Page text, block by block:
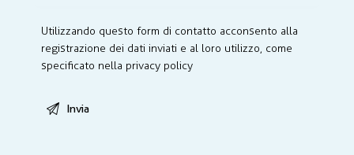
Utilizzando questo form di contatto acconsento alla
registrazione dei dati inviati e al loro utilizzo, come
specificato nella privacy policy